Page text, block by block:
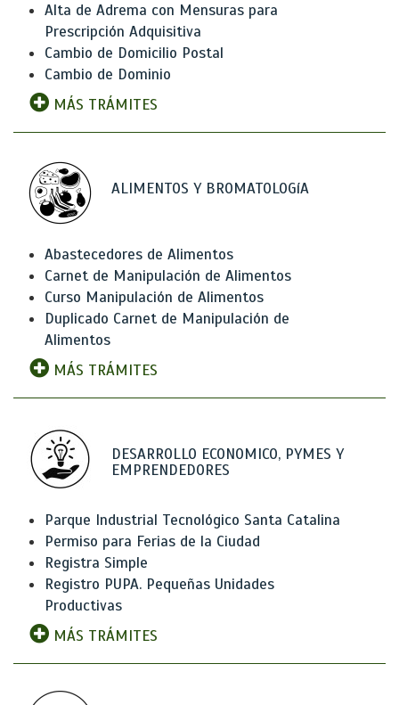
Alta de Adrema con Mensuras para
Prescripción Adquisitiva
Cambio de Domicilio Postal
Cambio de Dominio
MÁS TRÁMITES
ALIMENTOS Y BROMATOLOGíA
Abastecedores de Alimentos
Carnet de Manipulación de Alimentos
Curso Manipulación de Alimentos
Duplicado Carnet de Manipulación de
Alimentos
MÁS TRÁMITES
DESARROLLO ECONOMICO, PYMES Y
EMPRENDEDORES
Parque Industrial Tecnológico Santa Catalina
Permiso para Ferias de la Ciudad
Registra Simple
Registro PUPA. Pequeñas Unidades
Productivas
MÁS TRÁMITES